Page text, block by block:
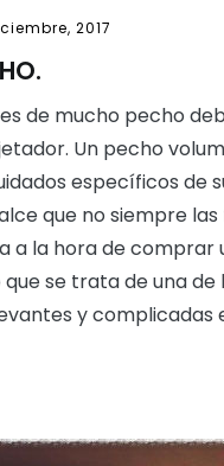
2017
de mucho pecho
Un pecho
específicos de
que no siempre las
a la hora de comprar
se trata de una de
y complicadas